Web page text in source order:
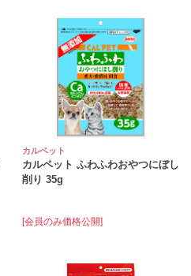
カルペット
カルペット ふわふわおやつにぼし
削り 35g
[会員のみ価格公開]